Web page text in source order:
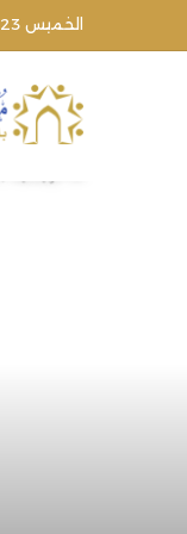
الخميس 23 صفر 1448هـ 6-8-2026م